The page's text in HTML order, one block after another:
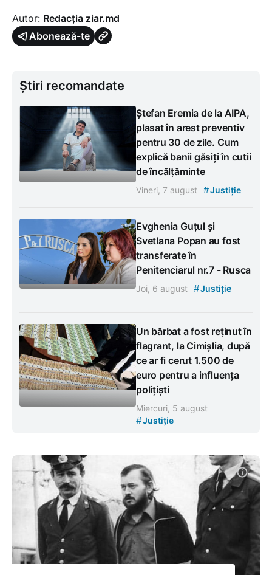
Autor: Redacția ziar.md
Abonează-te
Știri recomandate
Ștefan Eremia de la AIPA,
plasat în arest preventiv
pentru 30 de zile. Cum
explică banii găsiți în cutii
de încălțăminte
Vineri, 7 august #Justiție
Evghenia Guțul și
Svetlana Popan au fost
transferate în
Penitenciarul nr.7 - Rusca
Joi, 6 august #Justiție
Un bărbat a fost reținut în
flagrant, la Cimișlia, după
ce ar fi cerut 1.500 de
euro pentru a influența
polițiști
Miercuri, 5 august
#Justiție